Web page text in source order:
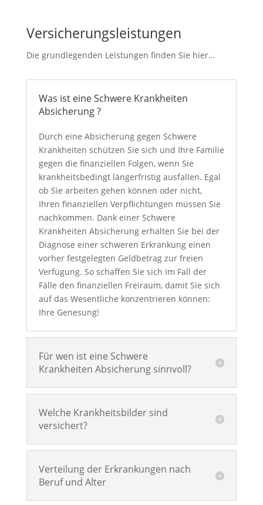
Versicherungsleistungen
Die grundlegenden Leistungen finden Sie hier…
Was ist eine Schwere Krankheiten
Absicherung ?
Durch eine Absicherung gegen Schwere
Krankheiten schützen Sie sich und Ihre Familie
gegen die finanziellen Folgen, wenn Sie
krankheitsbedingt längerfristig ausfallen. Egal
ob Sie arbeiten gehen können oder nicht,
Ihren finanziellen Verpflichtungen müssen Sie
nachkommen. Dank einer Schwere
Krankheiten Absicherung erhalten Sie bei der
Diagnose einer schweren Erkrankung einen
vorher festgelegten Geldbetrag zur freien
Verfügung. So schaffen Sie sich im Fall der
Fälle den finanziellen Freiraum, damit Sie sich
auf das Wesentliche konzentrieren können:
Ihre Genesung!
Für wen ist eine Schwere
Krankheiten Absicherung sinnvoll?
Welche Krankheitsbilder sind
versichert?
Verteilung der Erkrankungen nach
Beruf und Alter